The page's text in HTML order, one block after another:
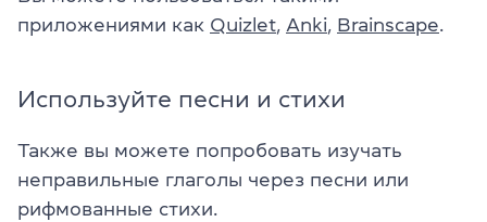
приложениями как Quizlet, Anki, Brainscape.
Используйте песни и стихи
Также вы можете попробовать изучать
неправильные глаголы через песни или
рифмованные стихи.